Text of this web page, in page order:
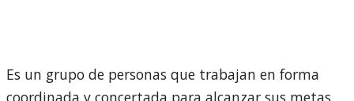
Es un grupo de personas que trabajan en forma
coordinada y concertada para alcanzar sus metas.